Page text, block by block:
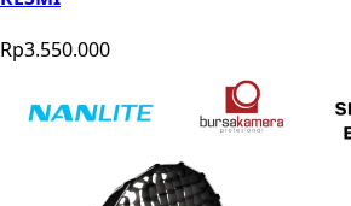
Rp3.550.000